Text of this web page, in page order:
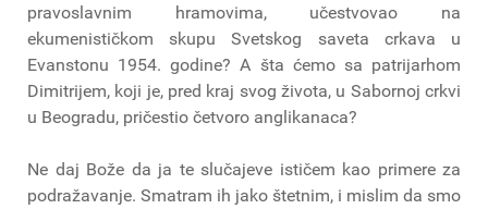
pravoslavnim hramovima, učestvovao na
ekumenističkom skupu Svetskog saveta crkava u
Evanstonu 1954. godine? A šta ćemo sa patrijarhom
Dimitrijem, koji je, pred kraj svog života, u Sabornoj crkvi
u Beogradu, pričestio četvoro anglikanaca?
Ne daj Bože da ja te slučajeve ističem kao primere za
podražavanje. Smatram ih jako štetnim, i mislim da smo